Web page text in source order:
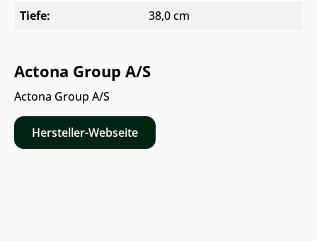
Tiefe:
38,0 cm
Actona Group A/S
Actona Group A/S
Hersteller-Webseite